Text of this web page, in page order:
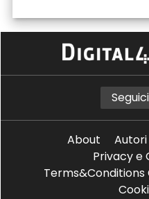
Seguici
About Autori
Privacy e